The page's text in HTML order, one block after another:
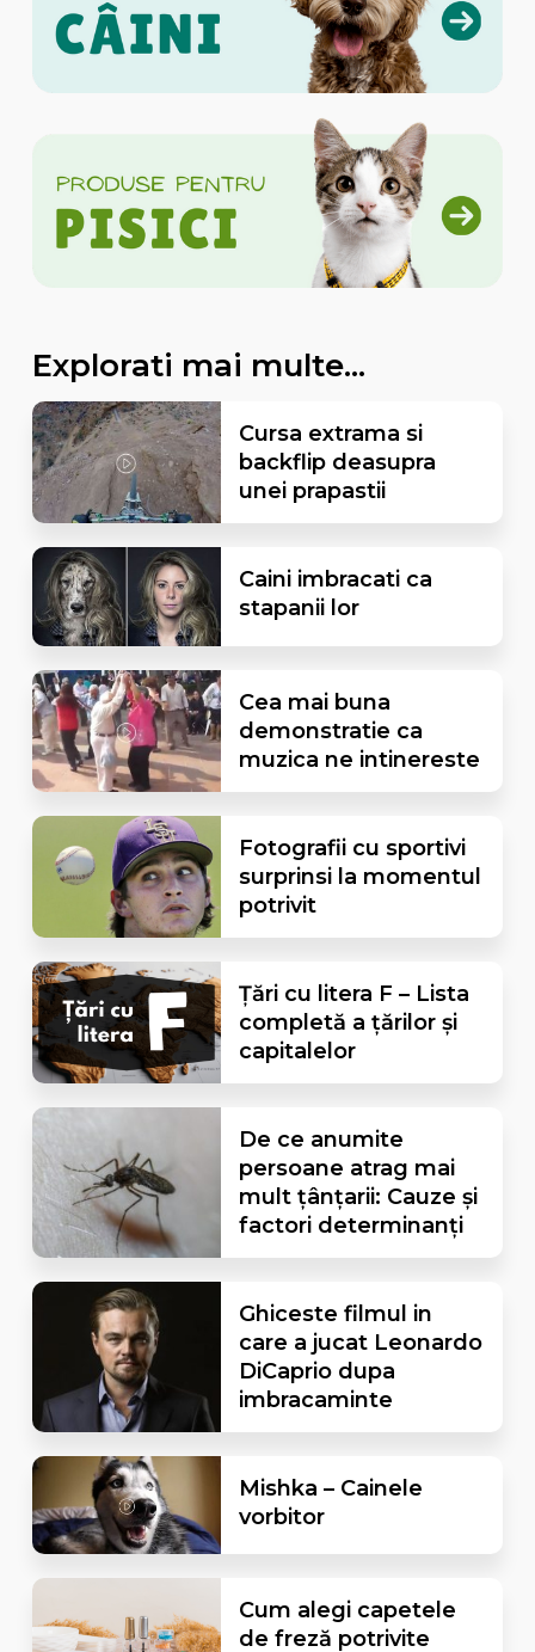
Explorati mai multe...
Cursa extrama si
backflip deasupra
unei prapastii
Caini imbracati ca
stapanii lor
Cea mai buna
demonstratie ca
muzica ne intinereste
Fotografii cu sportivi
surprinsi la momentul
potrivit
Țări cu litera F – Lista
completă a țărilor și
capitalelor
De ce anumite
persoane atrag mai
mult țânțarii: Cauze și
factori determinanți
Ghiceste filmul in
care a jucat Leonardo
DiCaprio dupa
imbracaminte
Mishka – Cainele
vorbitor
Cum alegi capetele
de freză potrivite